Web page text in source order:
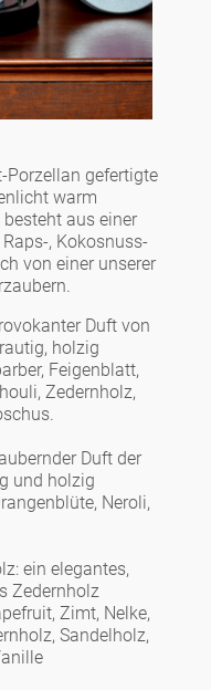
Porzellan gefertigte
warm
aus einer
, Kokosnuss-
von einer unserer
Duft von
holzig
Feigenblatt,
Zedernholz,
Duft der
und holzig
Neroli,
ein elegantes,
Zedernholz
Zimt, Nelke,
Sandelholz,